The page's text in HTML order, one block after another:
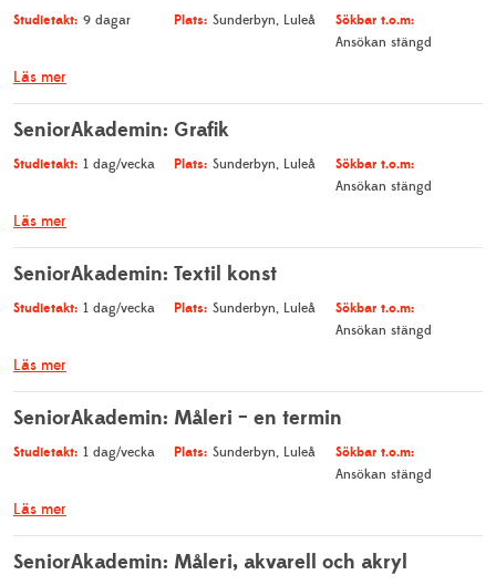
Studietakt: 9 dagar Plats: Sunderbyn, Luleå Sökbar t.o.m:
Ansökan stängd
Läs mer
SeniorAkademin: Grafik
Studietakt: 1 dag/vecka Plats: Sunderbyn, Luleå Sökbar t.o.m:
Ansökan stängd
Läs mer
SeniorAkademin: Textil konst
Studietakt: 1 dag/vecka Plats: Sunderbyn, Luleå Sökbar t.o.m:
Ansökan stängd
Läs mer
SeniorAkademin: Måleri – en termin
Studietakt: 1 dag/vecka Plats: Sunderbyn, Luleå Sökbar t.o.m:
Ansökan stängd
Läs mer
SeniorAkademin: Måleri, akvarell och akryl